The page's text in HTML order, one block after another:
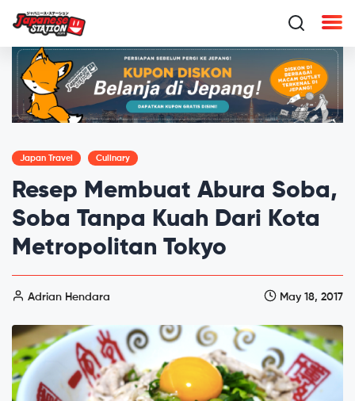
Japan Travel Culinary
Resep Membuat Abura Soba,
Soba Tanpa Kuah Dari Kota
Metropolitan Tokyo
Adrian Hendara May 18, 2017